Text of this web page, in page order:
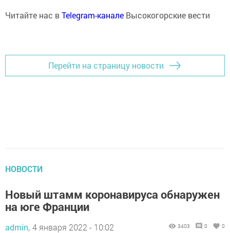
Читайте нас вTelegram-канале Высокогорские вести
Перейти на страницу новости
НОВОСТИ
Новый штамм коронавируса обнаружен
на юге Франции
admin, 4 января 2022 - 10:02 3403 0 0